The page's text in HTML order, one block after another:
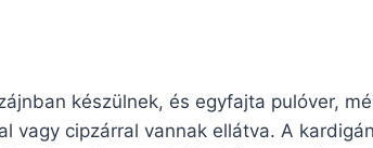
készülnek, és egyfajta pulóver,
vagy cipzárral vannak ellátva. A